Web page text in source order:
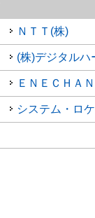
ＮＴＴ(株)
(株)デジタルハ
ＥＮＥＣＨＡ
システム・ロ